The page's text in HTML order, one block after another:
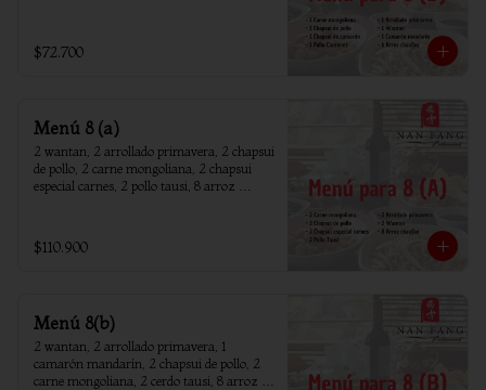
$72.700
Menú 8 (a)
2 wantan, 2 arrollado primavera, 2 chapsui
de pollo, 2 carne mongoliana, 2 chapsui
especial carnes, 2 pollo tausi, 8 arroz
$110.900
Menú 8(b)
2 wantan, 2 arrollado primavera, 1
camarón mandarín, 2 chapsui de pollo, 2
carne mongoliana, 2 cerdo tausi, 8 arroz